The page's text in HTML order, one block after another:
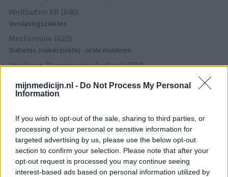
mijnmedicijn.nl - Do Not Process My Personal
Information
If you wish to opt-out of the sale, sharing to third parties, or
processing of your personal or sensitive information for
targeted advertising by us, please use the below opt-out
section to confirm your selection. Please note that after your
opt-out request is processed you may continue seeing
interest-based ads based on personal information utilized by
Wellbutrin XR (646)
Verslavingsziekten
Metformine (620)
Diabetes (suikerziekte) - orale middelen
Implanon (hormoonimplantaat) (584)
Lexapro (509)
Concerta (503)
ADHD - psychostimulantia
Amlodipine (493)
Bloeddruk - calciumantagonisten
Amoxicilline / Clavulaanzuur (486)